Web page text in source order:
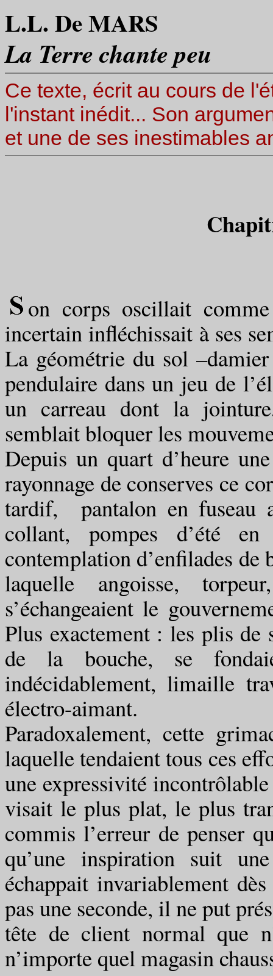
L.L. De MARS
La Terre chante peu
Ce texte, écrit au cours de
l'instant inédit... Son
et une de ses inestimables
on corps oscillait
incertain infléchissait à ses
La géométrie du sol
pendulaire dans un jeu de
un carreau dont la
semblait bloquer les
Depuis un quart d’heure
rayonnage de conserves ce
tardif, pantalon en fuseau
collant, pompes d’été
contemplation d’enfilades de
laquelle angoisse,
s’échangeaient le
Plus exactement : les plis de
de la bouche, se
indécidablement, limaille
électro-aimant.
Paradoxalement, cette
laquelle tendaient tous ces
une expressivité
visait le plus plat, le plus
commis l’erreur de penser
qu’une inspiration suit
échappait invariablement
pas une seconde, il ne put
tête de client normal que
n’importe quel magasin